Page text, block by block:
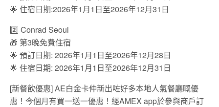
🌟 住宿日期:2026年1月1日至2026年12月31日
2️⃣ Conrad Seoul
🎁 第3晚免費住宿
🌟 預訂日期: 2026年1月1日至2026年12月28日
🌟 住宿日期: 2026年1月1日至2026年12月31日
[新餐飲優惠] AE白金卡仲新出咗好多本地人氣餐廳嘅優
惠！今個月有買一送一優惠！經AMEX app於參與商戶訂